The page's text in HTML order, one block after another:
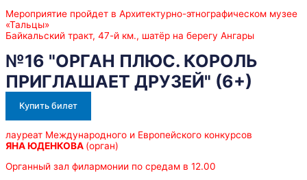
Мероприятие пройдет в Архитектурно-этнографическом музее
«Тальцы»
Байкальский тракт, 47-й км., шатёр на берегу Ангары
№16 "ОРГАН ПЛЮС. КОРОЛЬ
ПРИГЛАШАЕТ ДРУЗЕЙ" (6+)
Купить билет
лауреат Международного и Европейского конкурсов
ЯНА ЮДЕНКОВА (орган)
Органный зал филармонии по средам в 12.00